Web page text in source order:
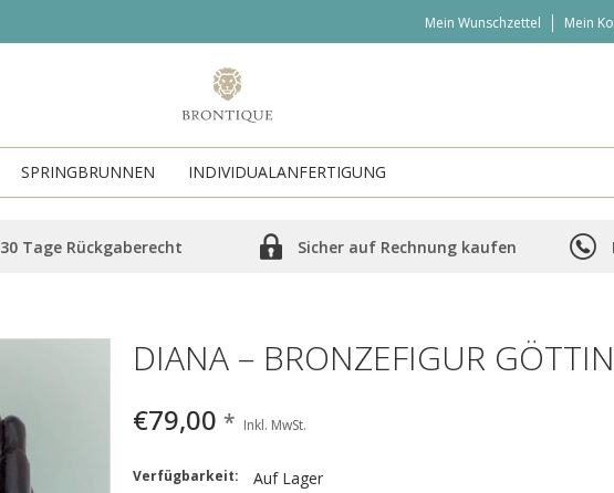
Mein Wunschzettel Mein
SPRINGBRUNNEN INDIVIDUALANFERTIGUNG
30 Tage Rückgaberecht Sicher auf Rechnung kaufen
DIANA – BRONZEFIGUR
€79,00 * Inkl. MwSt.
Verfügbarkeit: Auf Lager